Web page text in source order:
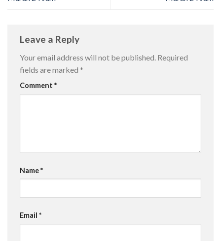
Leave a Reply
Your email address will not be published. Required
fields are marked *
Comment *
Name*
Email *